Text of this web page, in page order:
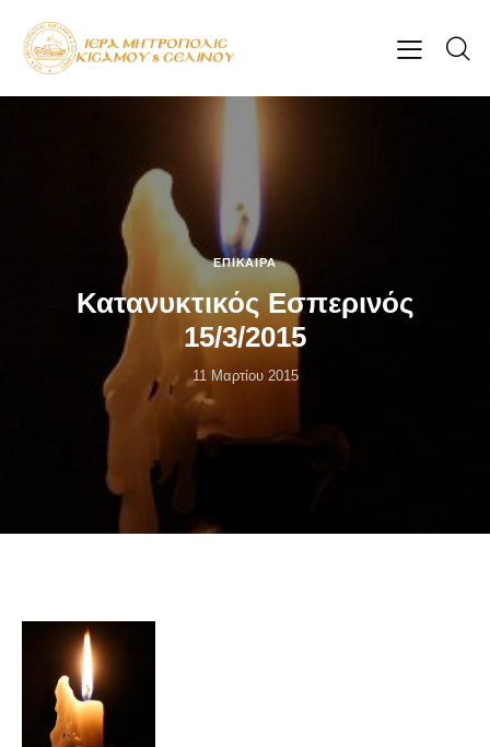
ΕΠΊΚΑΙΡΑ
Κατανυκτικός Εσπερινός
15/3/2015
11 Μαρτίου 2015